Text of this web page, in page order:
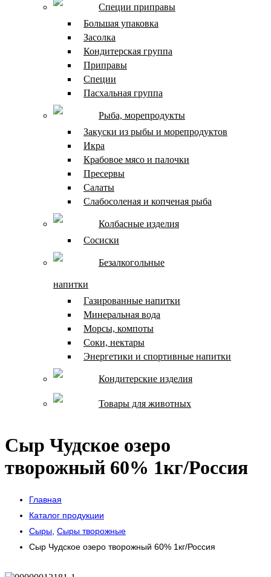
Специи приправы
Большая упаковка
Засолка
Кондитерская группа
Приправы
Специи
Пасхальная группа
Рыба, морепродукты
Закуски из рыбы и морепродуктов
Икра
Крабовое мясо и палочки
Пресервы
Салаты
Слабосоленая и копченая рыба
Колбасные изделия
Сосиски
Безалкогольные
напитки
Газированные напитки
Минеральная вода
Морсы, компоты
Соки, нектары
Энергетики и спортивные напитки
Кондитерские изделия
Товары для животных
Сыр Чудское озеро
творожный 60% 1кг/Россия
Главная
Каталог продукции
Сыры Сыры творожные
Сыр Чудское озеро творожный 60% 1кг/Россия